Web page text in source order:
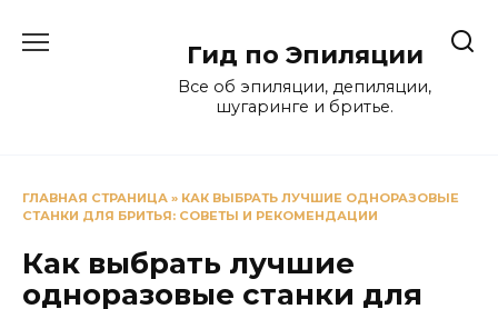
Гид по Эпиляции
Все об эпиляции, депиляции,
шугаринге и бритье.
ГЛАВНАЯ СТРАНИЦА » КАК ВЫБРАТЬ ЛУЧШИЕ ОДНОРАЗОВЫЕ
СТАНКИ ДЛЯ БРИТЬЯ: СОВЕТЫ И РЕКОМЕНДАЦИИ
Как выбрать лучшие
одноразовые станки для